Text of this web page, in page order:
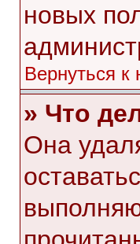
новых
Вернуться к
» Что
Она